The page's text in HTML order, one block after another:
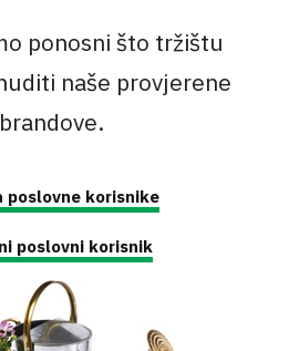
ponosni što tržištu
naše provjerene
brandove.
poslovne korisnike
poslovni korisnik